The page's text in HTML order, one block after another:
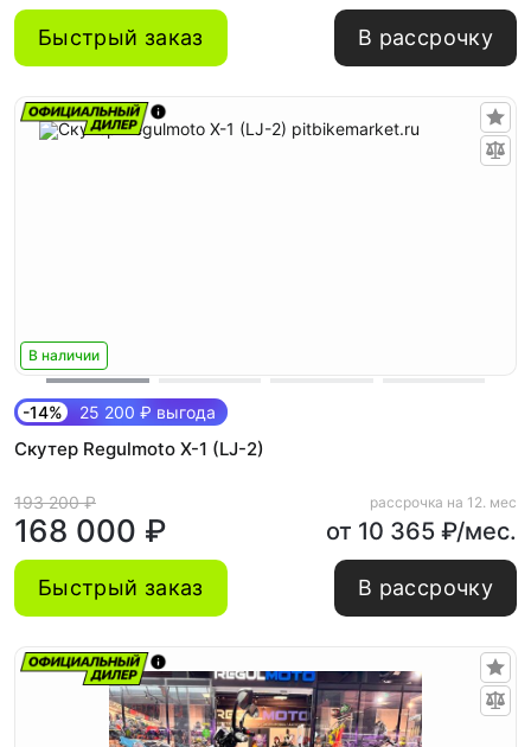
Быстрый заказ В рассрочку
В наличии
-14% 25 200 ₽ выгода
Скутер Regulmoto X-1 (LJ-2)
193 200 ₽
168 000 ₽
рассрочка на 12. мес
от 10 365 ₽/мес.
Быстрый заказ В рассрочку